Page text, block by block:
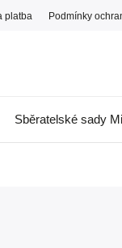
platba Podmínky
Sběratelské sady